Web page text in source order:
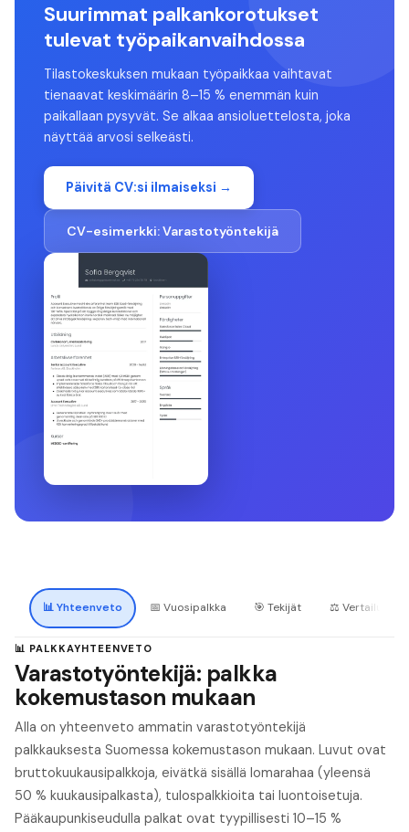
Suurimmat palkankorotukset
tulevat työpaikanvaihdossa
Tilastokeskuksen mukaan työpaikkaa vaihtavat
tienaavat keskimäärin 8–15 % enemmän kuin
paikallaan pysyvät. Se alkaa ansioluettelosta, joka
näyttää arvosi selkeästi.
Päivitä CV:si ilmaiseksi →
CV-esimerkki:Varastotyöntekijä
📊Yhteenveto 📅 Vuosipalkka 🎯 Tekijät ⚖️ Vertailu
📊 PALKKAYHTEENVETO
Varastotyöntekijä: palkka
kokemustason mukaan
Alla on yhteenveto ammatin varastotyöntekijä
palkkauksesta Suomessa kokemustason mukaan. Luvut ovat
bruttokuukausipalkkoja, eivätkä sisällä lomarahaa (yleensä
50 % kuukausipalkasta), tulospalkkioita tai luontoisetuja.
Pääkaupunkiseudulla palkat ovat tyypillisesti 10–15 %